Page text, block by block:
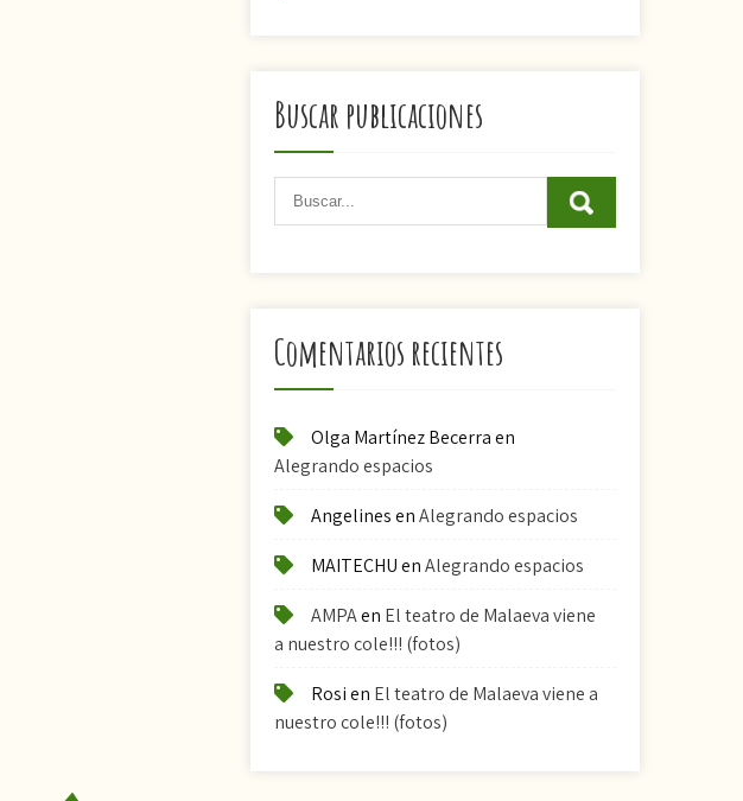
Buscar publicaciones
Comentarios recientes
Olga Martínez Becerraen
Alegrando espacios
AngelinesenAlegrando espacios
MAITECHUenAlegrando espacios
AMPAen El teatro de Malaeva viene
a nuestro cole!!! (fotos)
Rosien El teatro de Malaeva viene a
nuestro cole!!! (fotos)